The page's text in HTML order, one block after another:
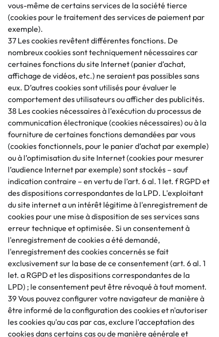
vous-même de certains services de la société tierce
(cookies pour le traitement des services de paiement par
exemple).
37 Les cookies revêtent différentes fonctions. De
nombreux cookies sont techniquement nécessaires car
certaines fonctions du site Internet (panier d’achat,
affichage de vidéos, etc.) ne seraient pas possibles sans
eux. D’autres cookies sont utilisés pour évaluer le
comportement des utilisateurs ou afficher des publicités.
38 Les cookies nécessaires à l’exécution du processus de
communication électronique (cookies nécessaires) ou à la
fourniture de certaines fonctions demandées par vous
(cookies fonctionnels, pour le panier d’achat par exemple)
ou à l’optimisation du site Internet (cookies pour mesurer
l’audience Internet par exemple) sont stockés – sauf
indication contraire – en vertu de l’art. 6 al. 1 let. f RGPD et
des dispositions correspondantes de la LPD. L'exploitant
du site internet a un intérêt légitime à l'enregistrement de
cookies pour une mise à disposition de ses services sans
erreur technique et optimisée. Si un consentement à
l'enregistrement de cookies a été demandé,
l'enregistrement des cookies concernés se fait
exclusivement sur la base de ce consentement (art. 6 al. 1
let. a RGPD et les dispositions correspondantes de la
LPD) ; le consentement peut être révoqué à tout moment.
39 Vous pouvez configurer votre navigateur de manière à
être informé de la configuration des cookies et n'autoriser
les cookies qu'au cas par cas, exclure l’acceptation des
cookies dans certains cas ou de manière générale et